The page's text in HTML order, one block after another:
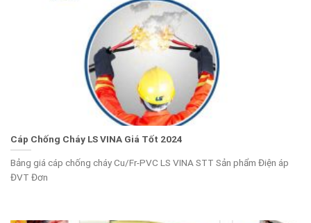
Cáp Chống Cháy LS VINA Giá Tốt 2024
Bảng giá cáp chống cháy Cu/Fr-PVC LS VINA STT Sản phẩm Điện áp
ĐVT Đơn